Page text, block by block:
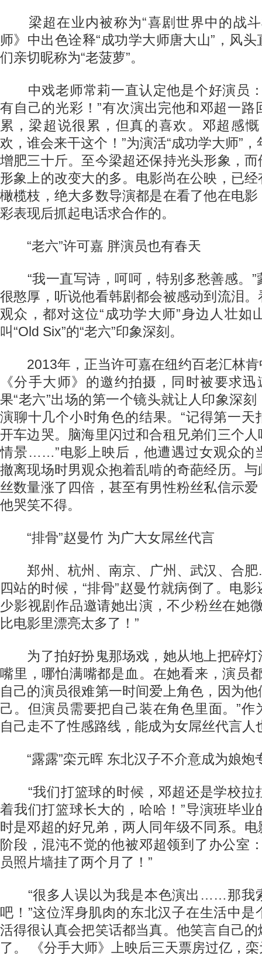
梁超在业内被称为“喜剧世界中的战斗
师》中出色诠释“成功学大师唐大山”，风
们亲切昵称为“老菠萝”。
中戏老师常莉一直认定他是个好演员：
有自己的光彩！”有次演出完他和邓超一路
累，梁超说很累，但真的喜欢。邓超感
欢，谁会来干这个！”为演活“成功学大师”
增肥三十斤。至今梁超还保持光头形象，
形象上的改变大的多。电影尚在公映，已
橄榄枝，绝大多数导演都是在看了他在电
彩表现后抓起电话求合作的。
“老六”许可嘉 胖演员也有春天
“我一直写诗，呵呵，特别多愁善感。”
很憨厚，听说他看韩剧都会被感动到流泪
观众，都对这位“成功学大师”身边人壮如
叫“Old Six”的“老六”印象深刻。
2013年，正当许可嘉在纽约百老汇林肯
《分手大师》的邀约拍摄，同时被要求
果“老六”出场的第一个镜头就让人印象深
演聊十几个小时角色的结果。“记得第一天
开车边哭。脑海里闪过和合租兄弟们三个
情景……”电影上映后，他遭遇过女观众的
撤离现场时男观众抱着乱啃的奇葩经历。
丝数量涨了四倍，甚至有男性粉丝私信示
他哭笑不得。
“排骨”赵曼竹 为广大女屌丝代言
郑州、杭州、南京、广州、武汉、合
四站的时候，“排骨”赵曼竹就病倒了。电
少影视剧作品邀请她出演，不少粉丝在她
比电影里漂亮太多了！”
为了拍好扮鬼那场戏，她从地上把碎灯
嘴里，哪怕满嘴都是血。在她看来，演员
自己的演员很难第一时间爱上角色，因为
己。但演员需要把自己装在角色里面。”作
自己走不了性感路线，能成为女屌丝代言人
“露露”栾元晖 东北汉子不介意成为娘炮
“我们打篮球的时候，邓超还是学校拉
着我们打篮球长大的，哈哈！”导演班毕业
时是邓超的好兄弟，两人同年级不同系。
阶段，混沌不觉的他被邓超领到了办公室
员照片墙挂了两个月了！”
“很多人误以为我是本色演出……那我
吧！”这位浑身肌肉的东北汉子在生活中是
活得很认真会把笑话都当真。他笑言自己
了。 《分手大师》上映后三天票房过亿，